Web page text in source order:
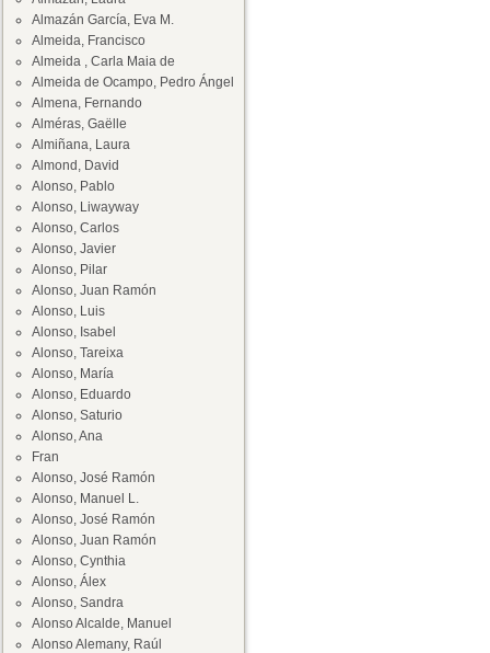
Almazán García, Eva M.
Almeida, Francisco
Almeida , Carla Maia de
Almeida de Ocampo, Pedro Ángel
Almena, Fernando
Alméras, Gaëlle
Almiñana, Laura
Almond, David
Alonso, Pablo
Alonso, Liwayway
Alonso, Carlos
Alonso, Javier
Alonso, Pilar
Alonso, Juan Ramón
Alonso, Luis
Alonso, Isabel
Alonso, Tareixa
Alonso, María
Alonso, Eduardo
Alonso, Saturio
Alonso, Ana
Fran
Alonso, José Ramón
Alonso, Manuel L.
Alonso, José Ramón
Alonso, Juan Ramón
Alonso, Cynthia
Alonso, Álex
Alonso, Sandra
Alonso Alcalde, Manuel
Alonso Alemany, Raúl